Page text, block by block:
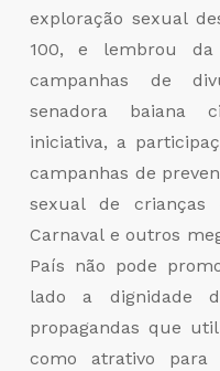
exploração sexual
100, e lembrou da
campanhas de
senadora baiana
iniciativa, a
campanhas de
sexual de crianças
Carnaval e outros
País não pode
lado a dignidade
propagandas que
como atrativo